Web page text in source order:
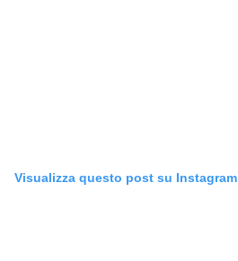
Visualizza questo post su Instagram